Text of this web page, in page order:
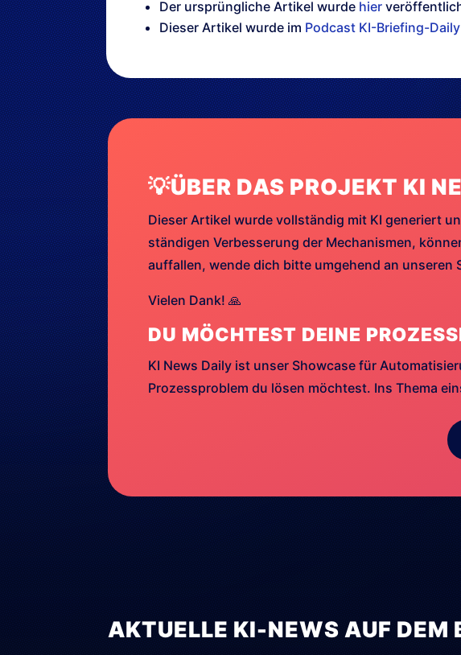
Der ursprüngliche Artikel wurde hier
Dieser Artikel wurde im Podcast KI-Briefing-Daily
💡ÜBER DAS PROJEKT KI
Dieser Artikel wurde vollständig mit KI generiert
ständigen Verbesserung der Mechanismen,
auffallen, wende dich bitte umgehend an
Vielen Dank! 🙏
DU MÖCHTEST DEINE
KI News Daily ist unser Showcase für
Prozessproblem du lösen möchtest. Ins Thema
AKTUELLE KI-NEWS AUF DEM